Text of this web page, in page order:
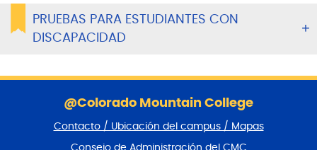
PRUEBAS PARA ESTUDIANTES CON
DISCAPACIDAD
@Colorado Mountain College
Contacto / Ubicación del campus / Mapas
Consejo de Administración del CMC